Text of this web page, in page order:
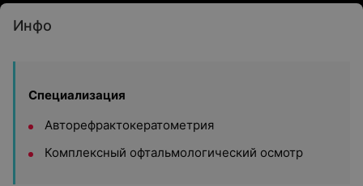
Инфо
Специализация
Авторефрактокератометрия
Комплексный офтальмологический осмотр